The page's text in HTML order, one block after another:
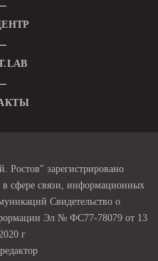
Ростов" зарегистрировано
сфере связи, информационных
Свидетельство о
Эл № ФС77-78079 от 13
г